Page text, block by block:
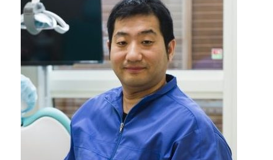
新
型
コ
イ
ル
ス
に